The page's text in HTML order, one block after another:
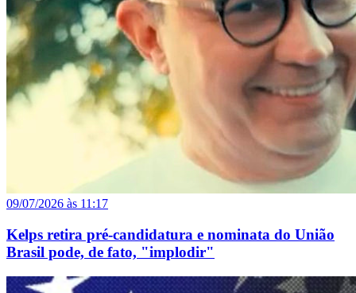
09/07/2026 às 11:17
Kelps retira pré-candidatura e nominata do União
Brasil pode, de fato, "implodir"